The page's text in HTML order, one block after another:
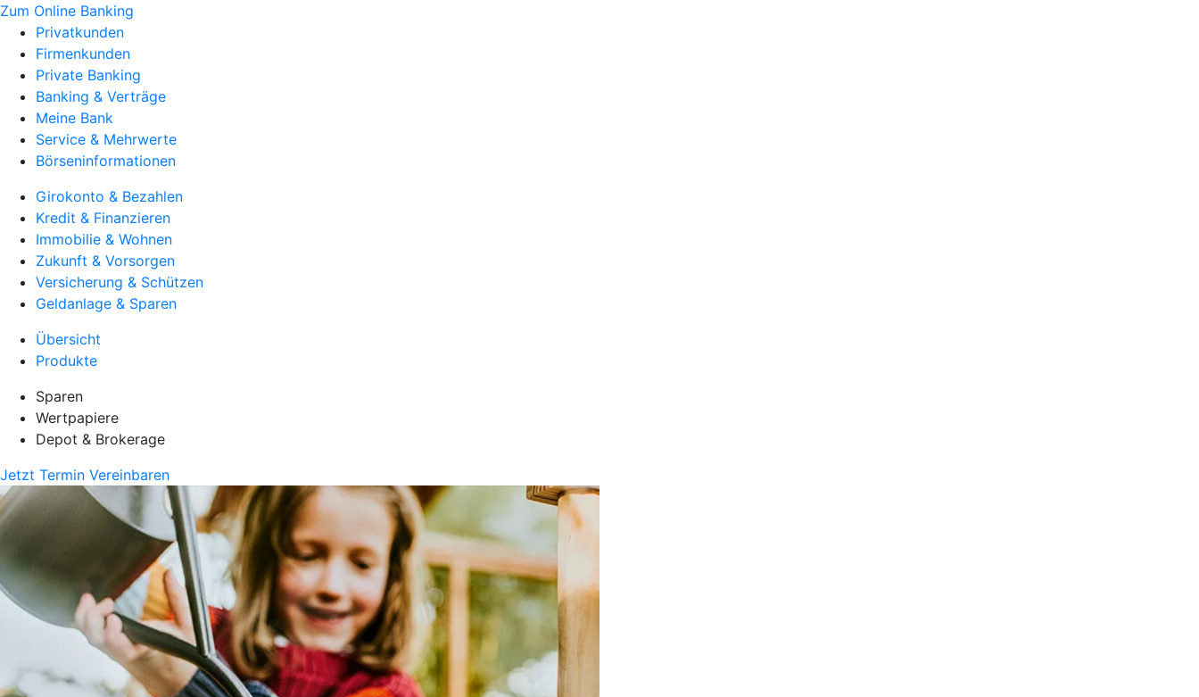
Zum Online Banking
Privatkunden
Firmenkunden
Private Banking
Banking & Verträge
Meine Bank
Service & Mehrwerte
Börseninformationen
Girokonto & Bezahlen
Kredit & Finanzieren
Immobilie & Wohnen
Zukunft & Vorsorgen
Versicherung & Schützen
Geldanlage & Sparen
Übersicht
Produkte
Sparen
Wertpapiere
Depot & Brokerage
Jetzt Termin Vereinbaren